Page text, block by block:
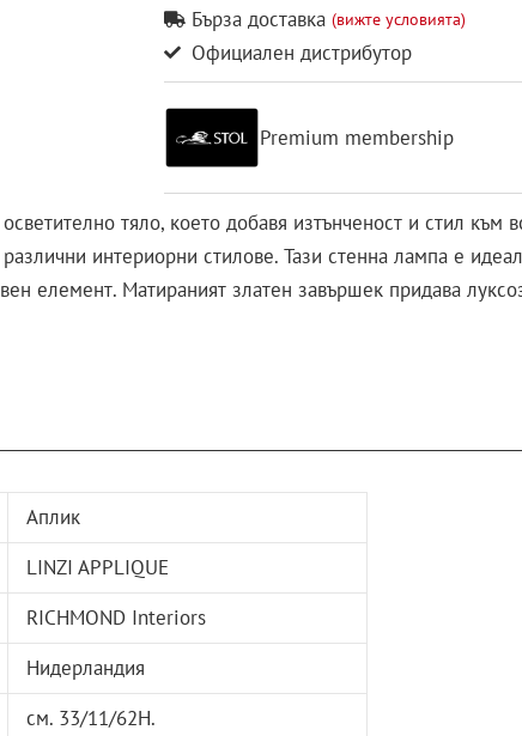
Бърза доставка (вижте условията)
Официален дистрибутор
Premium membership
тяло, което добавя изтънченост и стил към
интериорни стилове. Тази стенна лампа е
елемент. Матираният златен завършек придава
Аплик
LINZI APPLIQUE
RICHMOND Interiors
Нидерландия
см. 33/11/62H.